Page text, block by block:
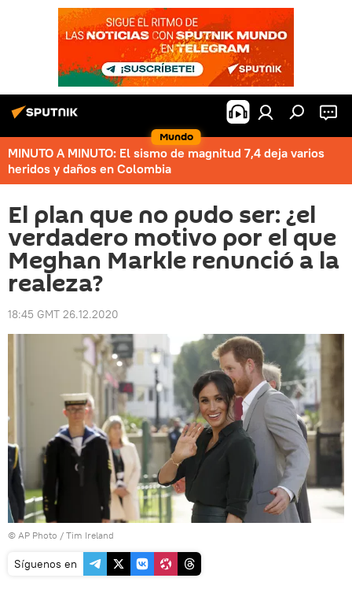
Mundo
MINUTO A MINUTO: El sismo de magnitud 7,4 deja varios
heridos y daños en Colombia
El plan que no pudo ser: ¿el
verdadero motivo por el que
Meghan Markle renunció a la
realeza?
18:45 GMT 26.12.2020
© AP Photo / Tim Ireland
Síguenos en